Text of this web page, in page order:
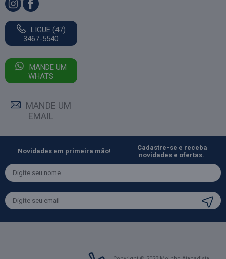
LIGUE (47)
3467-5540
MANDE UM
WHATS
MANDE UM
EMAIL
Novidades em primeira mão!
Cadastre-se e receba
novidades e ofertas.